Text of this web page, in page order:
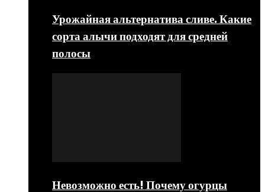
Урожайная альтернатива сливе. Какие
сорта алычи подходят для средней
полосы
Невозможно есть! Почему огурцы